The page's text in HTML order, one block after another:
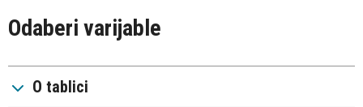
Odaberi varijable
O tablici